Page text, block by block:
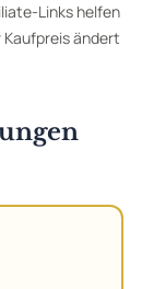
Links helfen
ändert